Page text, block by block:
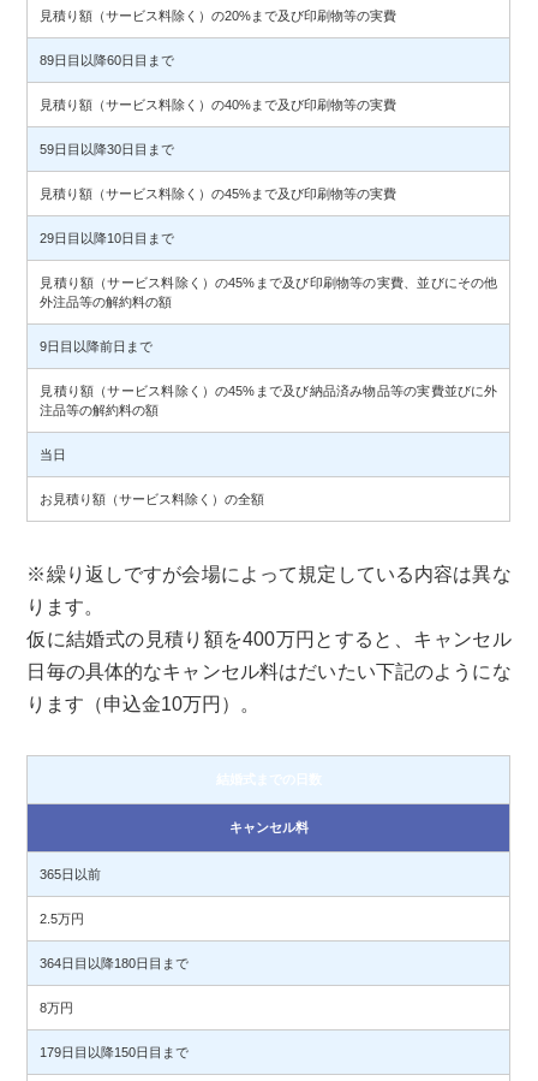
見積り額（サービス料除く）の20%まで及び印刷物等の実費
89日目以降60日目まで
見積り額（サービス料除く）の40%まで及び印刷物等の実費
59日目以降30日目まで
見積り額（サービス料除く）の45%まで及び印刷物等の実費
29日目以降10日目まで
見積り額（サービス料除く）の45%まで及び印刷物等の実費、並びにその他
外注品等の解約料の額
9日目以降前日まで
見積り額（サービス料除く）の45%まで及び納品済み物品等の実費並びに外
注品等の解約料の額
当日
お見積り額（サービス料除く）の全額
※繰り返しですが会場によって規定している内容は異な
ります。
仮に結婚式の見積り額を400万円とすると、キャンセル
日毎の具体的なキャンセル料はだいたい下記のようにな
ります（申込金10万円）。
キャンセル料
365日以前
2.5万円
364日目以降180日目まで
8万円
179日目以降150日目まで